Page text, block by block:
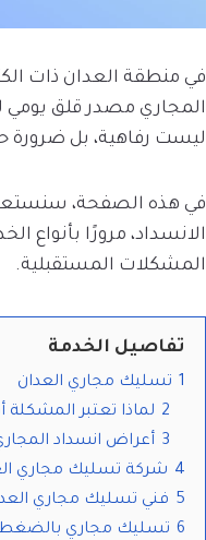
في منطقة العدان ذات
المجاري مصدر قلق
ليست رفاهية، بل ضرورة
في هذه الصفحة،
الانسداد، مرورًا بأنواع
المشكلات المستقبلية.
تفاصيل الخدمة
1 تسليك مجاري العدان
2 لماذا تعتبر المشكلة
3 أعراض انسداد
4 شركة تسليك مجاري
5 فني تسليك مجاري
6 تسليك مجاري بالضغط